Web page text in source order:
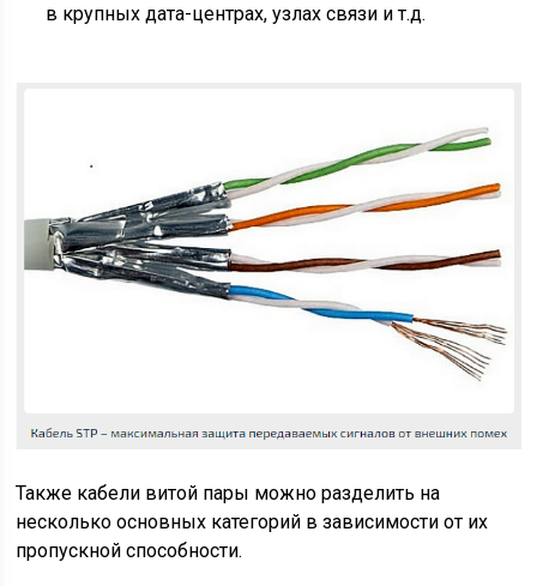
в крупных дата-центрах, узлах связи и т.д.
Также кабели витой пары можно разделить на
несколько основных категорий в зависимости от их
пропускной способности.